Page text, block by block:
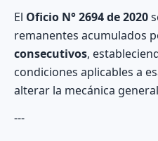
El Oficio N° 2694 de 2020
remanentes acumulados
consecutivos,
condiciones aplicables a
alterar la mecánica
---